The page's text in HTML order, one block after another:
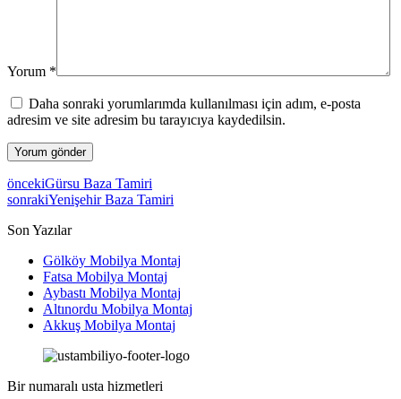
Yorum *
Daha sonraki yorumlarımda kullanılması için adım, e-posta
adresim ve site adresim bu tarayıcıya kaydedilsin.
öncekiGürsu Baza Tamiri
sonrakiYenişehir Baza Tamiri
Son Yazılar
Gölköy Mobilya Montaj
Fatsa Mobilya Montaj
Aybastı Mobilya Montaj
Altınordu Mobilya Montaj
Akkuş Mobilya Montaj
Bir numaralı usta hizmetleri